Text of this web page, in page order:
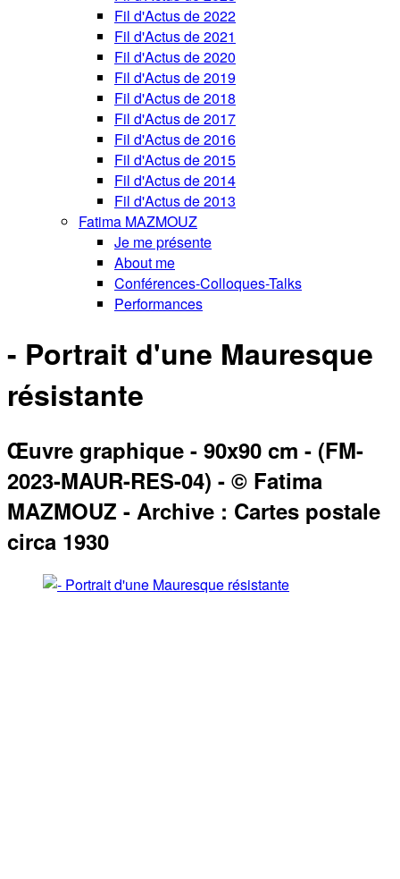
Fil d'Actus de 2022
Fil d'Actus de 2021
Fil d'Actus de 2020
Fil d'Actus de 2019
Fil d'Actus de 2018
Fil d'Actus de 2017
Fil d'Actus de 2016
Fil d'Actus de 2015
Fil d'Actus de 2014
Fil d'Actus de 2013
Fatima MAZMOUZ
Je me présente
About me
Conférences-Colloques-Talks
Performances
- Portrait d'une Mauresque
résistante
Œuvre graphique - 90x90 cm - (FM-
2023-MAUR-RES-04) - © Fatima
MAZMOUZ - Archive : Cartes postale
circa 1930